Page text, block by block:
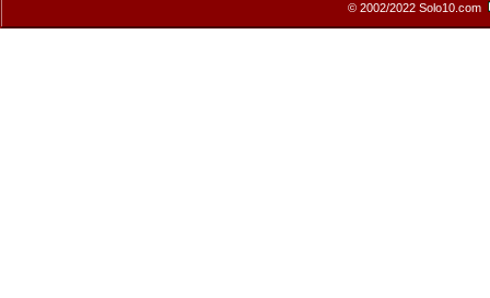
© 2002/2022 Solo10.com